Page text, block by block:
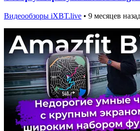
Видеообзоры iXBT.live • 9 месяцев